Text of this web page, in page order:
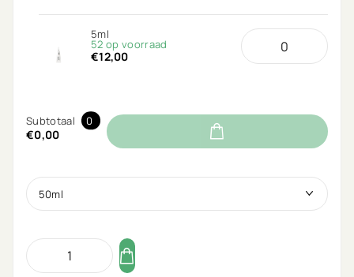
5ml
52 op voorraad
€12,00
Subtotaal 0
€0,00